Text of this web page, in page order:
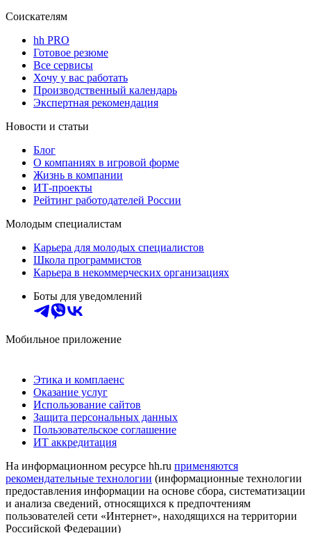
Соискателям
hh PRO
Готовое резюме
Все сервисы
Хочу у вас работать
Производственный календарь
Экспертная рекомендация
Новости и статьи
Блог
О компаниях в игровой форме
Жизнь в компании
ИТ-проекты
Рейтинг работодателей России
Молодым специалистам
Карьера для молодых специалистов
Школа программистов
Карьера в некоммерческих организациях
Боты для уведомлений
Мобильное приложение
Этика и комплаенс
Оказание услуг
Использование сайтов
Защита персональных данных
Пользовательское соглашение
ИТ аккредитация
На информационном ресурсе hh.ru применяются
рекомендательные технологии (информационные технологии
предоставления информации на основе сбора, систематизации
и анализа сведений, относящихся к предпочтениям
пользователей сети «Интернет», находящихся на территории
Российской Федерации)